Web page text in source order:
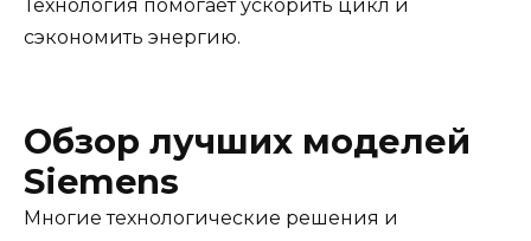
Технология помогает ускорить цикл и
сэкономить энергию.
Обзор лучших моделей
Siemens
Многие технологические решения и